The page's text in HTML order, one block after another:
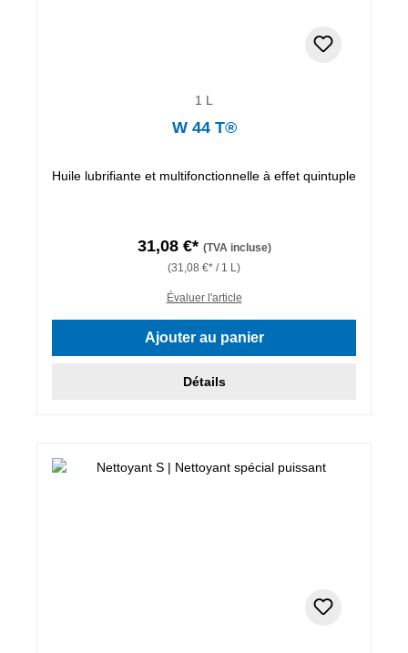
1 L
W 44 T®
Huile lubrifiante et multifonctionnelle à effet quintuple
31,08 €* (TVA incluse)
(31,08 €* / 1 L)
Évaluer l'article
Ajouter au panier
Détails